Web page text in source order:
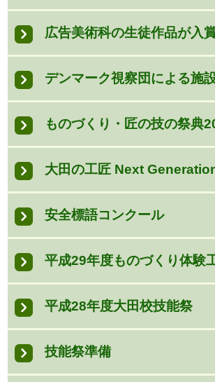
広告美術科の生徒作品が入
デンマーク視察団による施
ものづくり・匠の技の祭典
大田の工匠 Next
安全標語コンクール
平成29年度ものづくり体験
平成28年度大田校技能祭
技能祭準備